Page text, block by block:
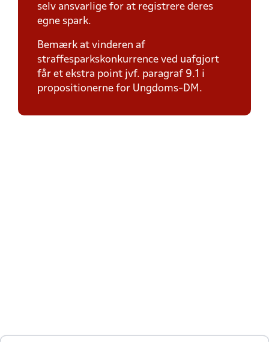
selv ansvarlige for at registrere deres
egne spark.
Bemærk at vinderen af
straffesparkskonkurrence ved uafgjort
får et ekstra point jvf. paragraf 9.1 i
propositionerne for Ungdoms-DM.